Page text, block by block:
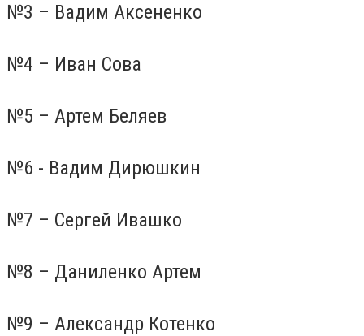
№3 – Вадим Аксененко
№4 – Иван Сова
№5 – Артем Беляев
№6 - Вадим Дирюшкин
№7 – Сергей Ивашко
№8 – Даниленко Артем
№9 – Александр Котенко